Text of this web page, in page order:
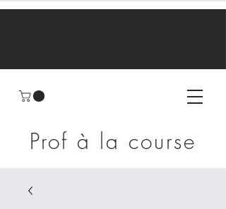
Prof à la course